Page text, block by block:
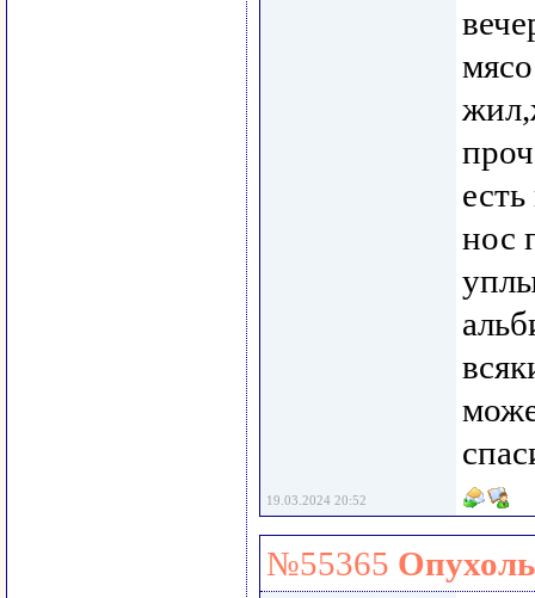
нос
19.03.2024 20:52
№55365